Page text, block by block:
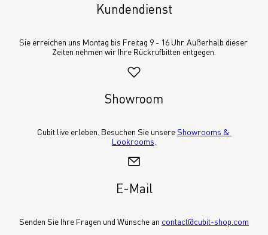
Kundendienst
Sie erreichen uns Montag bis Freitag 9 - 16 Uhr. Außerhalb dieser
Zeiten nehmen wir Ihre Rückrufbitten entgegen.
Showroom
Cubit live erleben. Besuchen Sie unsere Showrooms &
Lookrooms
E-Mail
Senden Sie Ihre Fragen und Wünsche an contact@cubit-shop.com